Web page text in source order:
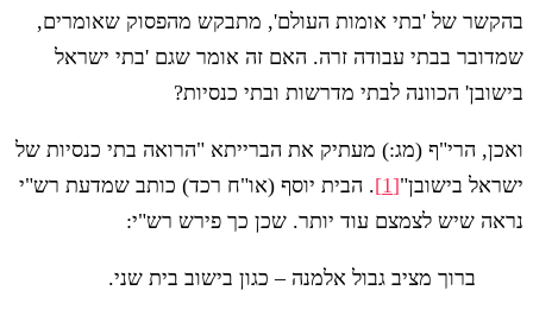
בהקשר של 'בתי אומות העולם', מתבקש מהפסוק שאומרים,
שמדובר בבתי עבודה זרה. האם זה אומר שגם 'בתי ישראל
בישובן' הכוונה לבתי מדרשות ובתי כנסיות?
ואכן, הרי"ף (מג:) מעתיק את הברייתא "הרואה בתי כנסיות של
ישראל בישובן"[1]
. הבית יוסף (או"ח רכד) כותב שמדעת רש"י
נראה שיש לצמצם עוד יותר. שכן כך פירש רש"י:
ברוך מציב גבול אלמנה – כגון בישוב בית שני.